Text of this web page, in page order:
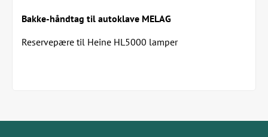
Bakke-håndtag til autoklave MELAG
Reservepære til Heine HL5000 lamper